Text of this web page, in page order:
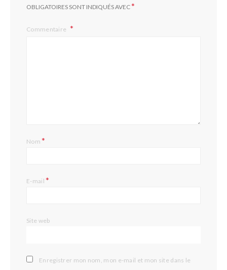
OBLIGATOIRES SONT INDIQUÉS AVEC*
Commentaire
Nom*
E-mail*
Site web
Enregistrer mon nom, mon e-mail et mon site dans le